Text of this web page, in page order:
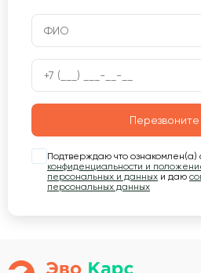
Подтверждаю что ознакомлен(а)
конфиденциальности и
персональных и данных и даю
персональных данных